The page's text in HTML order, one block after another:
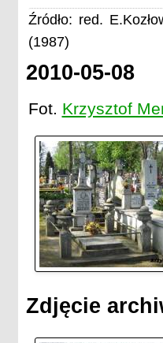
Źródło: red.
(1987)
2010-05-08
Fot. Krzysztof
Zdjęcie